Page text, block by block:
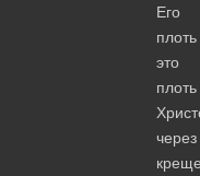
Его
это
плоть
через